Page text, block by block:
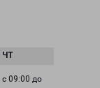
с 09:00 до